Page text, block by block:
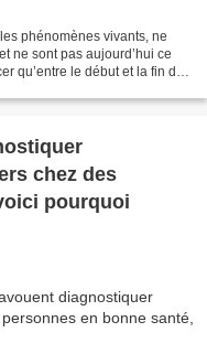
phénomènes vivants, ne
ne sont pas aujourd’hui ce
qu’entre le début et la fin de
chez des
pourquoi